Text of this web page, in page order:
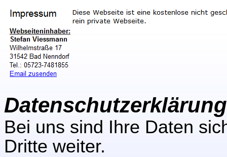
Datenschutzerklärung
Bei uns sind Ihre Daten
Dritte weiter.